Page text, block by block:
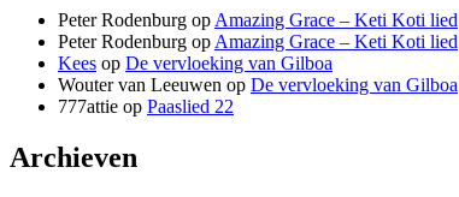
Peter Rodenburg opAmazing Grace – Keti Koti lied
Peter Rodenburg opAmazing Grace – Keti Koti lied
Kees op De vervloeking van Gilboa
Wouter van Leeuwen op De vervloeking van Gilboa
777attie op Paaslied 22
Archieven